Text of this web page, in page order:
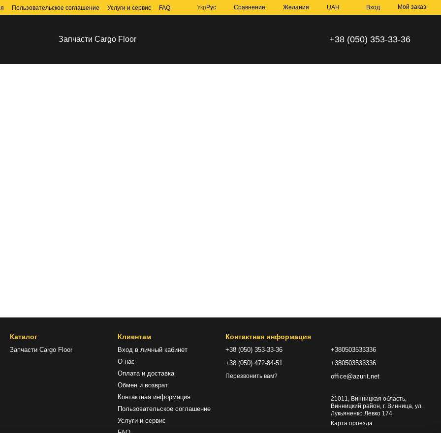
Пользовательское соглашение Услуги и сервис FAQ Укр Рус Сравнение Желания UAH Вход Мой заказ
Запчасти Cargo Floor +38 (050) 353-33-36
Каталог
Запчасти Cargo Floor
Клиентам
Вход в личный кабинет
О нас
Оплата и доставка
Обмен и возврат
Контактная информация
Пользовательское соглашение
Услуги и сервис
FAQ
Контактная информация
+38 (050) 353-33-36
+38 (050) 472-84-51
Перезвонить вам?
+380503533336
+380503533336
office@azurit.net
21011, Винницкая область,
Винницкий район, г. Винница, ул.
Лукьяненко Левко 174
Карта проезда